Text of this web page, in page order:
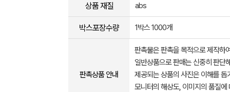
상품 재질 abs
박스포장수량 1박스 1000개
판촉상품 안내
판촉물은 판촉을 목적으로 제작하
일반상품으로 판매는 신중히 판단
제공되는 상품의 사진은 이해를
모니터의 해상도, 이미지의 품질